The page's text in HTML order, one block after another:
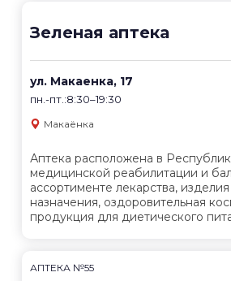
Зеленая аптека
ул. Макаенка, 17
пн.-пт.:8:30–19:30
Макаёнка
Аптека расположена в
медицинской реабилитации и
ассортименте лекарства,
назначения, оздоровительная
продукция для диетического
АПТЕКА №55